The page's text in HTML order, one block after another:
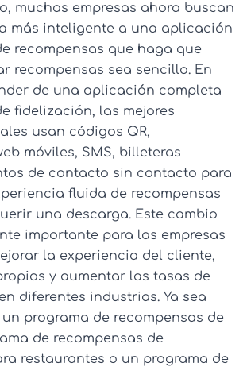
muchas empresas ahora buscan
más inteligente a una aplicación
recompensas que haga que
recompensas sea sencillo. En
de una aplicación completa
fidelización, las mejores
usan códigos QR,
móviles, SMS, billeteras
de contacto sin contacto para
fluida de recompensas
una descarga. Este cambio
importante para las empresas
la experiencia del cliente,
y aumentar las tasas de
diferentes industrias. Ya sea
programa de recompensas de
de recompensas de
restaurantes o un programa de